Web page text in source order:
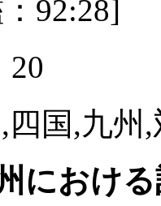
92:28]
20
四国,九州
におけ